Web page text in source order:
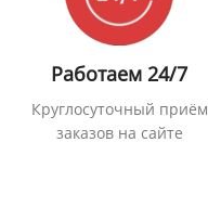
Работаем 24/7
Круглосуточный приём
заказов на сайте